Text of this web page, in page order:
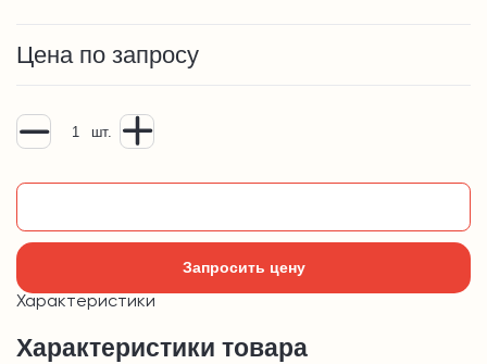
Цена по запросу
шт.
Запросить цену
Характеристики
Характеристики товара